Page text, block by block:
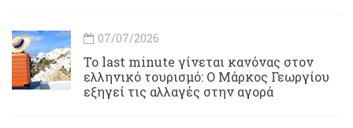
07/07/2026
Το last minute γίνεται κανόνας στον
ελληνικό τουρισμό: Ο Μάρκος Γεωργίου
εξηγεί τις αλλαγές στην αγορά